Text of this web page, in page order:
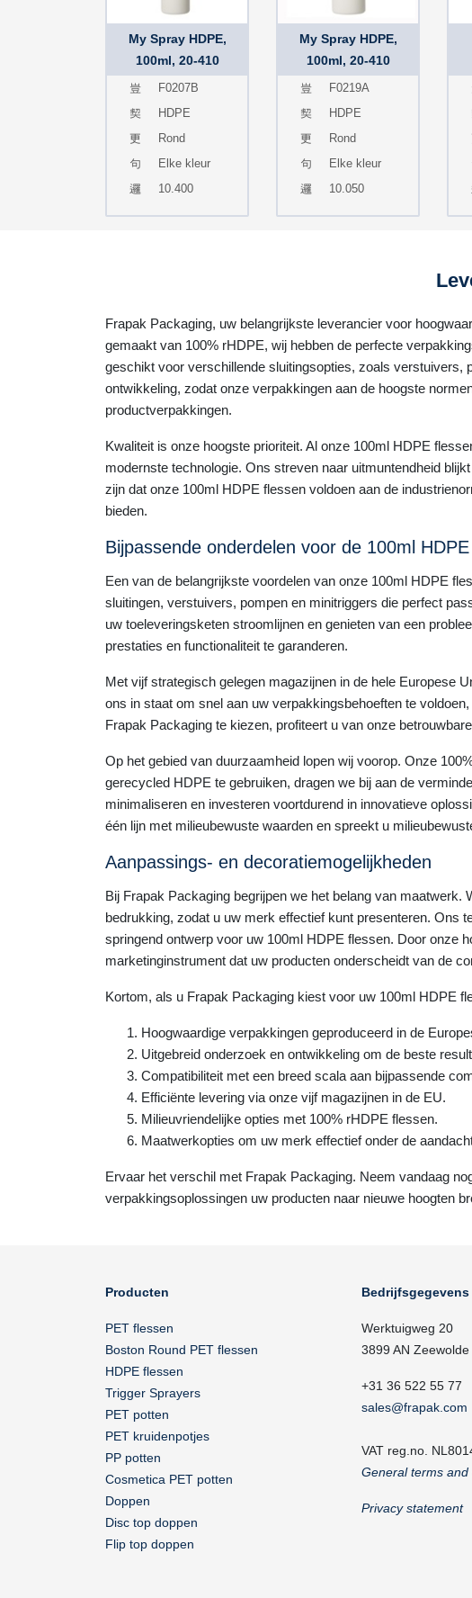
My Spray HDPE,
100ml, 20-410
F0207B
HDPE
Rond
Elke kleur
10.400
My Spray HDPE,
100ml, 20-410
F0219A
HDPE
Rond
Elke kleur
10.050
Frapak Packaging, uw belangrijkste leverancier voor
gemaakt van 100% rHDPE, wij hebben de perfecte
geschikt voor verschillende sluitingsopties, zoals verstuivers,
ontwikkeling, zodat onze verpakkingen aan de hoogste
productverpakkingen.
Kwaliteit is onze hoogste prioriteit. Al onze 100ml HDPE
modernste technologie. Ons streven naar uitmuntendheid
zijn dat onze 100ml HDPE flessen voldoen aan de
bieden.
Bijpassende onderdelen voor de 100ml
Een van de belangrijkste voordelen van onze 100ml HDPE
sluitingen, verstuivers, pompen en minitriggers die perfect
uw toeleveringsketen stroomlijnen en genieten van een
prestaties en functionaliteit te garanderen.
Met vijf strategisch gelegen magazijnen in de hele Europese
ons in staat om snel aan uw verpakkingsbehoeften te
Frapak Packaging te kiezen, profiteert u van onze
Op het gebied van duurzaamheid lopen wij voorop. Onze
gerecycled HDPE te gebruiken, dragen we bij aan de
minimaliseren en investeren voortdurend in innovatieve
één lijn met milieubewuste waarden en spreekt u
Aanpassings- en decoratiemogelijkheden
Bij Frapak Packaging begrijpen we het belang van
bedrukking, zodat u uw merk effectief kunt presenteren. Ons
springend ontwerp voor uw 100ml HDPE flessen. Door onze
marketinginstrument dat uw producten onderscheidt van de
Kortom, als u Frapak Packaging kiest voor uw 100ml HDPE
Hoogwaardige verpakkingen geproduceerd in de
Uitgebreid onderzoek en ontwikkeling om de beste
Compatibiliteit met een breed scala aan bijpassende
Efficiënte levering via onze vijf magazijnen in de EU.
Milieuvriendelijke opties met 100% rHDPE flessen.
Maatwerkopties om uw merk effectief onder de
Ervaar het verschil met Frapak Packaging. Neem vandaag
verpakkingsoplossingen uw producten naar nieuwe hoogten
Producten
PET flessen
Boston Round PET flessen
HDPE flessen
Trigger Sprayers
PET potten
PET kruidenpotjes
PP potten
Cosmetica PET potten
Doppen
Disc top doppen
Flip top doppen
Bedrijfsgegevens
Werktuigweg 20
3899 AN Zeewolde
+31 36 522 55 77
sales@frapak.com
VAT reg.no.
General terms and
Privacy statement